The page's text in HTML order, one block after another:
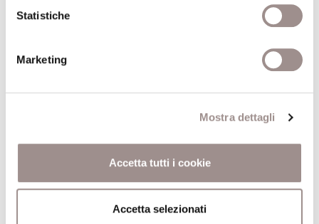
Statistiche
Marketing
Mostra dettagli
Accetta tutti i cookie
Accetta selezionati
legge Kaputt di Curzio Malaparte
21/03/2005
legge Cervantes
David Riondino